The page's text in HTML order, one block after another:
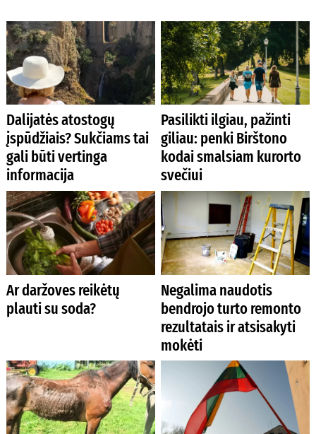
Dalijatės atostogų
įspūdžiais? Sukčiams tai
gali būti vertinga
informacija
Pasilikti ilgiau, pažinti
giliau: penki Birštono
kodai smalsiam kurorto
svečiui
Ar daržoves reikėtų
plauti su soda?
Negalima naudotis
bendrojo turto remonto
rezultatais ir atsisakyti
mokėti